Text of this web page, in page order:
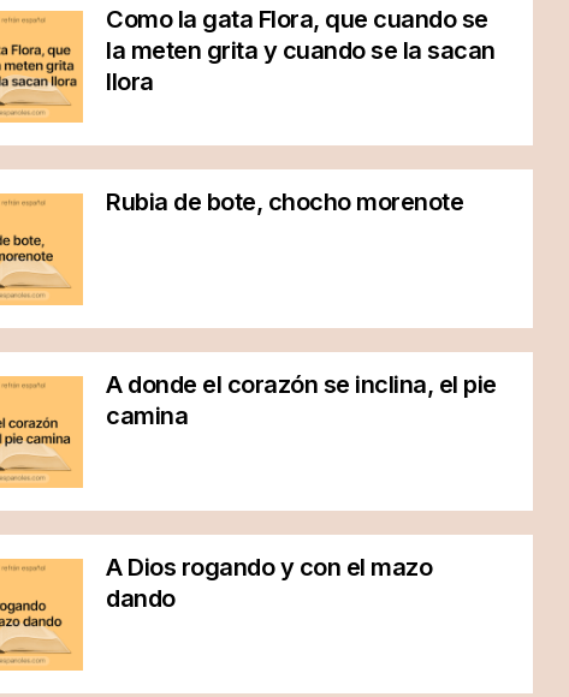
Como la gata Flora, que cuando se
la meten grita y cuando se la sacan
llora
Rubia de bote, chocho morenote
A donde el corazón se inclina, el pie
camina
A Dios rogando y con el mazo
dando